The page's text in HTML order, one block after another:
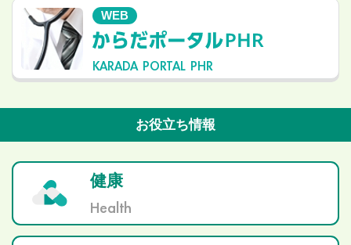
WEB
KARADA PORTAL PHR
お役立ち情報
健康
Health